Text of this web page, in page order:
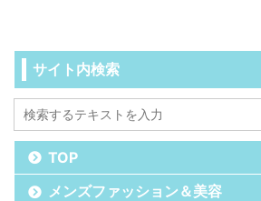
サイト内検索
TOP
メンズファッション＆美容